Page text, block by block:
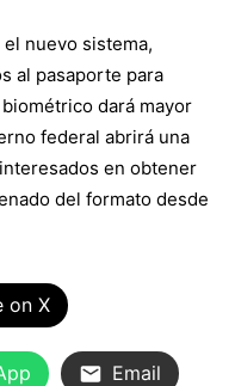
nuevo sistema,
al pasaporte para
dará mayor
federal abrirá una
en obtener
del formato desde
on X
Email